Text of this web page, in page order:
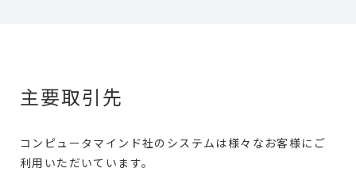
主要取引先
コンピュータマインド社のシステムは様々なお客様にご
利用いただいています。